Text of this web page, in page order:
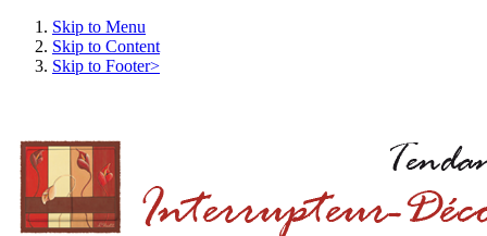
Skip to Menu
Skip to Content
Skip to Footer>